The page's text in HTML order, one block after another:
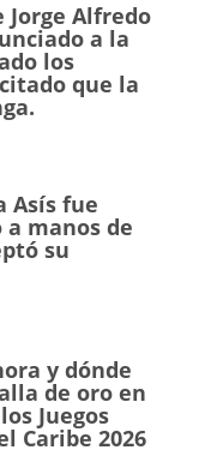
Alfredo
a la
los
que la
Asís fue
manos de
su
y dónde
de oro en
Juegos
Caribe 2026